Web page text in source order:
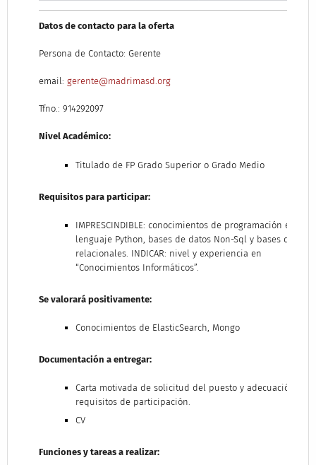
Datos de contacto para la oferta
Persona de Contacto: Gerente
email: gerente@madrimasd.org
Tfno.: 914292097
Nivel Académico:
Titulado de FP Grado Superior o Grado Medio
Requisitos para participar:
IMPRESCINDIBLE: conocimientos de programación en
lenguaje Python, bases de datos Non-Sql y bases de
relacionales. INDICAR: nivel y experiencia en
“Conocimientos Informáticos”.
Se valorará positivamente:
Conocimientos de ElasticSearch, Mongo
Documentación a entregar:
Carta motivada de solicitud del puesto y adecuación a
requisitos de participación.
CV
Funciones y tareas a realizar: